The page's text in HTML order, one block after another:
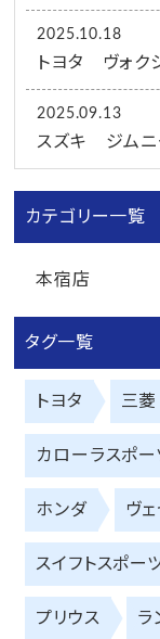
2025.10.18
トヨタ ヴォク
2025.09.13
スズキ ジムニ
カテゴリー一覧
本宿店
タグ一覧
トヨタ 三菱
カローラスポー
ホンダ ヴ
スイフトスポー
プリウス ラ